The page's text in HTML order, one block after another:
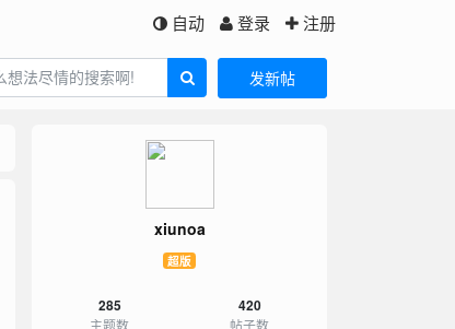
自动 登录 注册
发新帖
xiunoa
超版
285
主题数
420
帖子数